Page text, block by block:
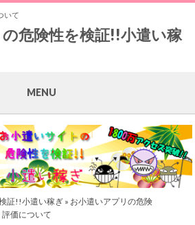
いて
危険性を検証!!小遣い稼
MENU
証!!小遣い稼ぎ» お小遣いアプリの危険
評価について